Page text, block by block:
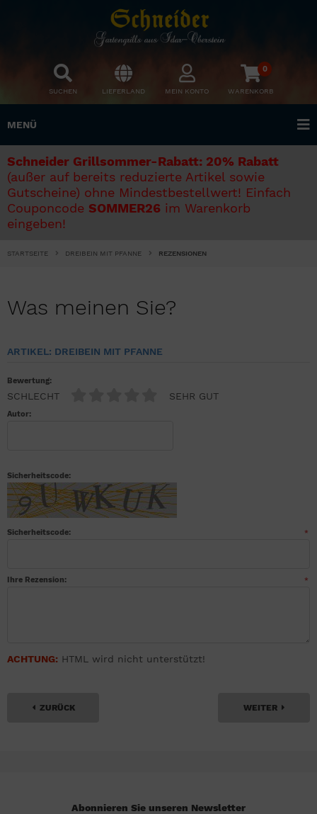
SUCHEN LIEFERLAND MEIN KONTO
0
WARENKORB
MENÜ
Schneider Grillsommer-Rabatt: 20% Rabatt
(außer auf bereits reduzierte Artikel sowie
Gutscheine) ohne Mindestbestellwert! Einfach
Couponcode SOMMER26 im Warenkorb
eingeben!
STARTSEITE DREIBEIN MIT PFANNE REZENSIONEN
Was meinen Sie?
ARTIKEL: DREIBEIN MIT PFANNE
Bewertung:
SCHLECHT SEHR GUT
Autor:
Sicherheitscode:
Sicherheitscode: *
Ihre Rezension: *
ACHTUNG: HTML wird nicht unterstützt!
ZURÜCK WEITER
Abonnieren Sie unseren Newsletter